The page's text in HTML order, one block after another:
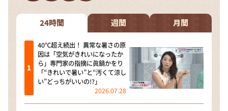
24時間 週間 月間
40℃超え続出！ 異常な暑さの原
因は「空気がきれいになったか
ら」専門家の指摘に眞鍋かをり
「“きれいで暑い”と“汚くて涼し
い”どっちがいいの!?」
2026.07.28